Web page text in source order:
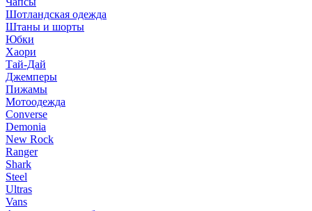
Шотландская одежда
Штаны и шорты
Юбки
Хаори
Тай-Дай
Джемперы
Пижамы
Мотоодежда
Converse
Demonia
New Rock
Ranger
Shark
Steel
Ultras
Vans